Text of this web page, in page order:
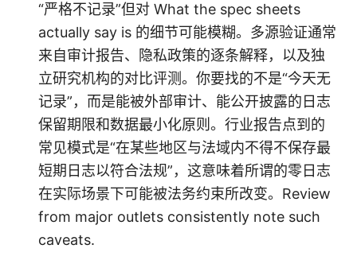
“严格不记录”但对 What the spec sheets
actually say is 的细节可能模糊。多源验证通常
来自审计报告、隐私政策的逐条解释，以及独
立研究机构的对比评测。你要找的不是“今天无
记录”，而是能被外部审计、能公开披露的日志
保留期限和数据最小化原则。行业报告点到的
常见模式是“在某些地区与法域内不得不保存最
短期日志以符合法规”，这意味着所谓的零日志
在实际场景下可能被法务约束所改变。Review
from major outlets consistently note such
caveats.